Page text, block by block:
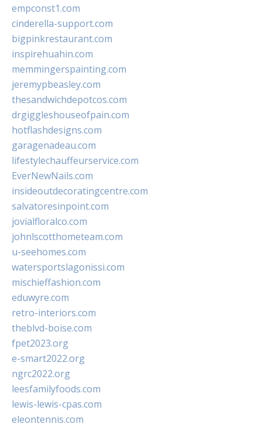
empconst1.com
cinderella-support.com
bigpinkrestaurant.com
inspirehuahin.com
memmingerspainting.com
jeremypbeasley.com
thesandwichdepotcos.com
drgiggleshouseofpain.com
hotflashdesigns.com
garagenadeau.com
lifestylechauffeurservice.com
EverNewNails.com
insideoutdecoratingcentre.com
salvatoresinpoint.com
jovialfloralco.com
johnlscotthometeam.com
u-seehomes.com
watersportslagonissi.com
mischieffashion.com
eduwyre.com
retro-interiors.com
theblvd-boise.com
fpet2023.org
e-smart2022.org
ngrc2022.org
leesfamilyfoods.com
lewis-lewis-cpas.com
eleontennis.com